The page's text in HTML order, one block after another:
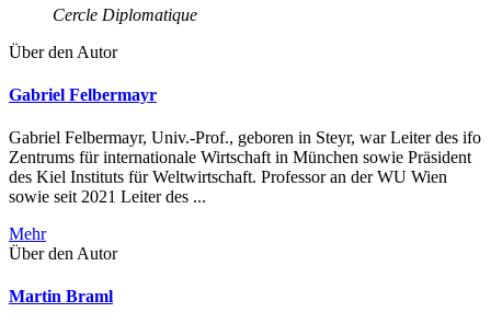
Cercle Diplomatique
Über den Autor
Gabriel Felbermayr
Gabriel Felbermayr, Univ.-Prof., geboren in Steyr, war Leiter des ifo
Zentrums für internationale Wirtschaft in München sowie Präsident
des Kiel Instituts für Weltwirtschaft. Professor an der WU Wien
sowie seit 2021 Leiter des ...
Mehr
Über den Autor
Martin Braml